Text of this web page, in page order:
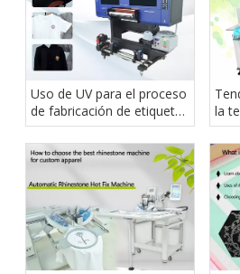
Uso de UV para el proceso
de fabricación de etiquetas
3D
la
de